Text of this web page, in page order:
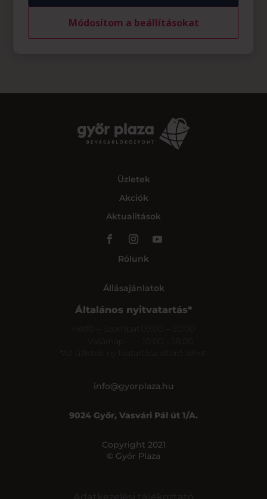
Üzletek
Akciók
Aktualitások
Rólunk
Állásajánlatok
Általános nyitvatartás*
*Az üzletek nyitvatartása eltérő lehet.
info@gyorplaza.hu
9024 Győr, Vasvári Pál út 1/A.
Copyright 2021
© Győr Plaza
Módosítom a beállításokat